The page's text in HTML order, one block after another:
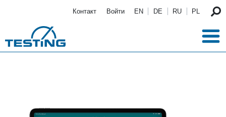
Контакт Войти EN DE RU PL